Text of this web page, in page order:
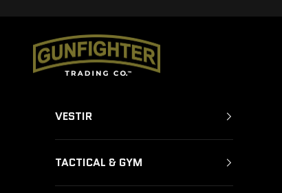
GUNFIGHTER TRADING CO.
VESTIR
TACTICAL & GYM